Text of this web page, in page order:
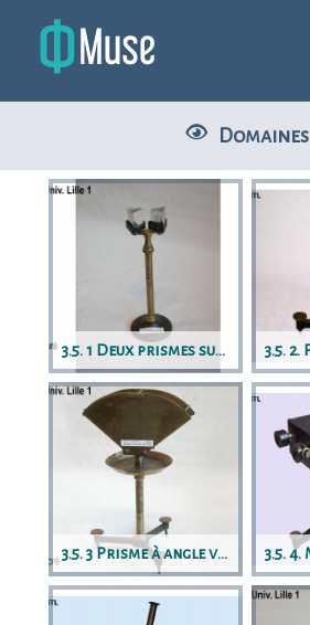
Domaines
3.5. 1 Deux prismes sur pied
3.5. 3 Prisme à angle variable 2